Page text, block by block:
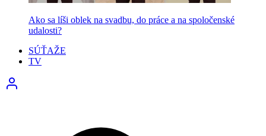
Ako sa líši oblek na svadbu, do práce a na spoločenské
udalosti?
SÚŤAŽE
TV